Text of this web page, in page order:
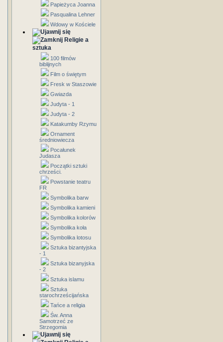
Papieżyca Joanna
Pasqualina Lehner
Wdowy w Kościele
Religie a
sztuka
100 filmów
biblijnych
Film o świętym
Fresk w Staszowie
Gwiazda
Judyta - 1
Judyta - 2
Katakumby Rzymu
Ornament
średniowiecza
Pocałunek
Judasza
Początki sztuki
chrześci.
Powstanie teatru
FR
Symbolika barw
Symbolika kamieni
Symbolika kolorów
Symbolika koła
Symbolika lotosu
Sztuka bizantyjska
- 1
Sztuka bizanyjska
- 2
Sztuka islamu
Sztuka
starochrześcijańska
Tańce a religia
Św. Anna
Samotrzeć ze
Strzegomia